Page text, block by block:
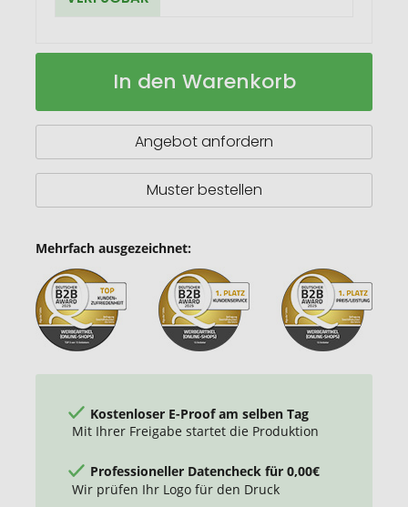
Clark
Doppelwandige
Kaffeetasse
Auf
In den Warenkorb
Angebot anfordern
Muster bestellen
Mehrfach ausgezeichnet:
Kostenloser E-Proof am selben Tag
Mit Ihrer Freigabe startet die Produktion
Professioneller Datencheck für 0,00€
Wir prüfen Ihr Logo für den Druck